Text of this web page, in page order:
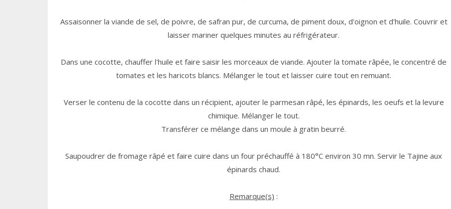
Assaisonner la viande de sel, de poivre, de safran pur, de curcuma, de piment doux, d'oignon et d'huile. Couvrir et
laisser mariner quelques minutes au réfrigérateur.
Dans une cocotte, chauffer l'huile et faire saisir les morceaux de viande. Ajouter la tomate râpée, le concentré de
tomates et les haricots blancs. Mélanger le tout et laisser cuire tout en remuant.
Verser le contenu de la cocotte dans un récipient, ajouter le parmesan râpé, les épinards, les oeufs et la levure
chimique. Mélanger le tout.
Transférer ce mélange dans un moule à gratin beurré.
Saupoudrer de fromage râpé et faire cuire dans un four préchauffé à 180°C environ 30 mn. Servir le Tajine aux
épinards chaud.
Remarque(s) :